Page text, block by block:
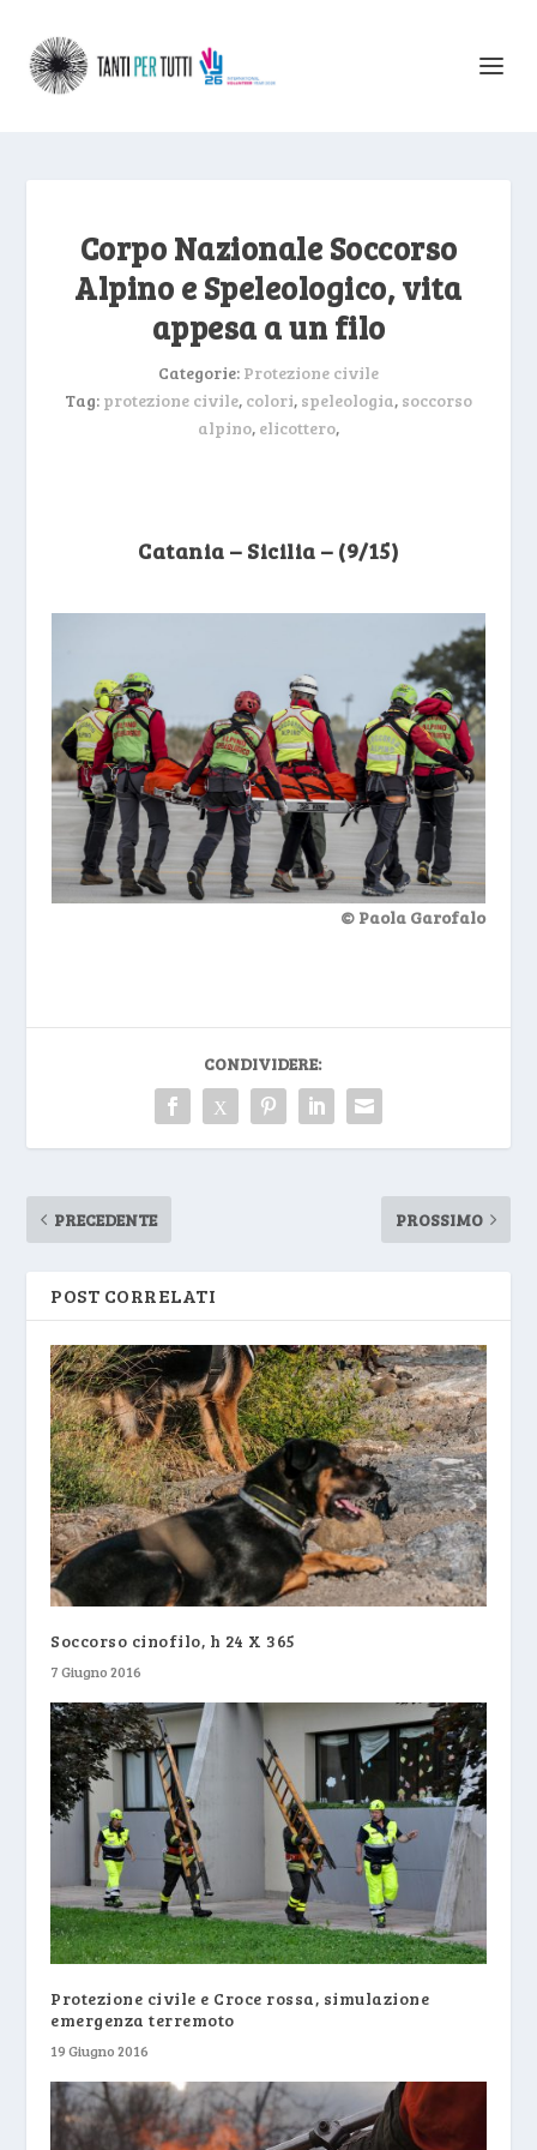
Corpo Nazionale Soccorso
Alpino e Speleologico, vita
appesa a un filo
Categorie: Protezione civile
Tag: protezione civile, colori, speleologia, soccorso
alpino, elicottero,
Catania – Sicilia – (9/15)
© Paola Garofalo
CONDIVIDERE:
PRECEDENTE PROSSIMO
POST CORRELATI
Soccorso cinofilo, h 24 X 365
7 Giugno 2016
Protezione civile e Croce rossa, simulazione
emergenza terremoto
19 Giugno 2016